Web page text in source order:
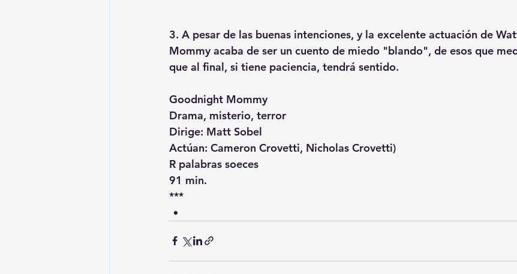
3. A pesar de las buenas intenciones, y la excelente actuación de
Mommy acaba de ser un cuento de miedo "blando", de esos que
que al final, si tiene paciencia, tendrá sentido.
Goodnight Mommy
Drama, misterio, terror
Dirige: Matt Sobel
Actúan: Cameron Crovetti, Nicholas Crovetti)
R palabras soeces
91 min.
***